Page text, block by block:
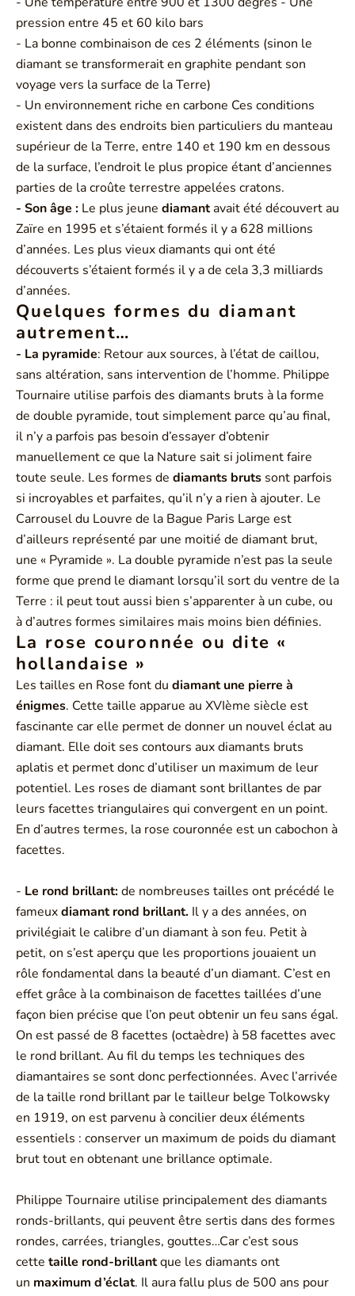
pression entre 45 et 60 kilo bars
- La bonne combinaison de ces 2 éléments (sinon le
diamant se transformerait en graphite pendant son
voyage vers la surface de la Terre)
- Un environnement riche en carbone Ces conditions
existent dans des endroits bien particuliers du manteau
supérieur de la Terre, entre 140 et 190 km en dessous
de la surface, l’endroit le plus propice étant d’anciennes
parties de la croûte terrestre appelées cratons.
- Son âge : Le plus jeune diamantavait été découvert au
Zaïre en 1995 et s’étaient formés il y a 628 millions
d’années. Les plus vieux diamants qui ont été
découverts s’étaient formés il y a de cela 3,3 milliards
d’années.
Quelques formes du diamant
autrement…
- La pyramide: Retour aux sources, à l’état de caillou,
sans altération, sans intervention de l’homme. Philippe
Tournaire utilise parfois des diamants bruts à la forme
de double pyramide, tout simplement parce qu’au final,
il n’y a parfois pas besoin d’essayer d’obtenir
manuellement ce que la Nature sait si joliment faire
toute seule. Les formes de diamants bruts sont parfois
si incroyables et parfaites, qu’il n’y a rien à ajouter. Le
Carrousel du Louvre de la Bague Paris Large est
d’ailleurs représenté par une moitié de diamant brut,
une « Pyramide ». La double pyramide n’est pas la seule
forme que prend le diamant lorsqu’il sort du ventre de la
Terre : il peut tout aussi bien s’apparenter à un cube, ou
à d’autres formes similaires mais moins bien définies.
La rose couronnée ou dite «
hollandaise »
Les tailles en Rose font du diamant une pierre à
énigmes. Cette taille apparue au XVIème siècle est
fascinante car elle permet de donner un nouvel éclat au
diamant. Elle doit ses contours aux diamants bruts
aplatis et permet donc d’utiliser un maximum de leur
potentiel. Les roses de diamant sont brillantes de par
leurs facettes triangulaires qui convergent en un point.
En d’autres termes, la rose couronnée est un cabochon à
facettes.
- Le rond brillant:de nombreuses tailles ont précédé le
fameuxdiamant rond brillant. Il y a des années, on
privilégiait le calibre d’un diamant à son feu. Petit à
petit, on s’est aperçu que les proportions jouaient un
rôle fondamental dans la beauté d’un diamant. C’est en
effet grâce à la combinaison de facettes taillées d’une
façon bien précise que l’on peut obtenir un feu sans égal.
On est passé de 8 facettes (octaèdre) à 58 facettes avec
le rond brillant. Au fil du temps les techniques des
diamantaires se sont donc perfectionnées. Avec l’arrivée
de la taille rond brillant par le tailleur belge Tolkowsky
en 1919, on est parvenu à concilier deux éléments
essentiels : conserver un maximum de poids du diamant
brut tout en obtenant une brillance optimale.
Philippe Tournaire utilise principalement des diamants
ronds-brillants, qui peuvent être sertis dans des formes
rondes, carrées, triangles, gouttes…Car c’est sous
cette taille rond-brillantque les diamants ont
un maximum d’éclat. Il aura fallu plus de 500 ans pour